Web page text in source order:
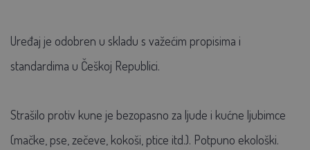
Uređaj je odobren u skladu s važećim propisima i
standardima u Češkoj Republici.
Strašilo protiv kune je bezopasno za ljude i kućne ljubimce
(mačke, pse, zečeve, kokoši, ptice itd.). Potpuno ekološki.